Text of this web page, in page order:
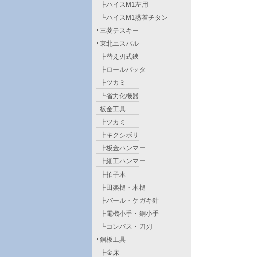
┣ハイスM1左用
┗ハイスM1蒸着チタン
三菱テスキー
東北エスパル
┣替え刃式鋏
┣ロールバッタ
┣ツカミ
┗省力化機器
板金工具
┣ツカミ
┣キクシボリ
┣板金ハンマー
┣細工ハンマー
┣拍子木
┣田楽槌・木槌
┣バール・ケガキ針
┣電機小手・銅小手
┗コンパス・刀刃
銅板工具
┣金床